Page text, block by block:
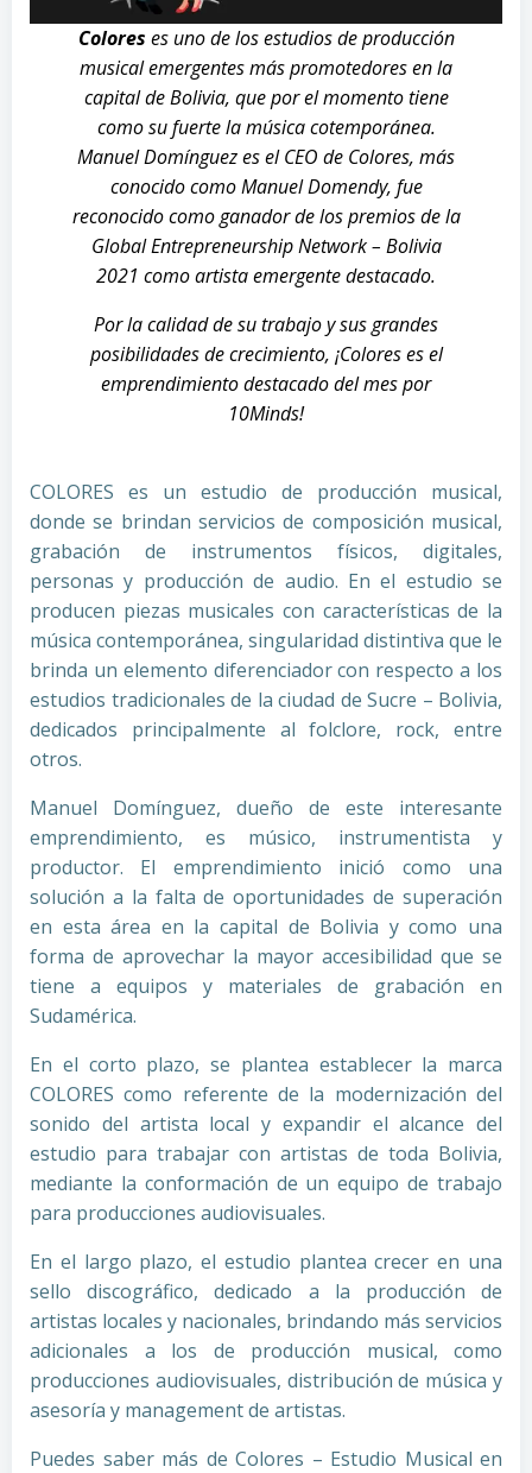
Colores es uno de los estudios de producción
musical emergentes más promotedores en la
capital de Bolivia, que por el momento tiene
como su fuerte la música cotemporánea.
Manuel Domínguez es el CEO de Colores, más
conocido como Manuel Domendy, fue
reconocido como ganador de los premios de la
Global Entrepreneurship Network – Bolivia
2021 como artista emergente destacado.
Por la calidad de su trabajo y sus grandes
posibilidades de crecimiento, ¡Colores es el
emprendimiento destacado del mes por
10Minds!
COLORES es un estudio de producción musical,
donde se brindan servicios de composición musical,
grabación de instrumentos físicos, digitales,
personas y producción de audio. En el estudio se
producen piezas musicales con características de la
música contemporánea, singularidad distintiva que le
brinda un elemento diferenciador con respecto a los
estudios tradicionales de la ciudad de Sucre – Bolivia,
dedicados principalmente al folclore, rock, entre
otros.
Manuel Domínguez, dueño de este interesante
emprendimiento, es músico, instrumentista y
productor. El emprendimiento inició como una
solución a la falta de oportunidades de superación
en esta área en la capital de Bolivia y como una
forma de aprovechar la mayor accesibilidad que se
tiene a equipos y materiales de grabación en
Sudamérica.
En el corto plazo, se plantea establecer la marca
COLORES como referente de la modernización del
sonido del artista local y expandir el alcance del
estudio para trabajar con artistas de toda Bolivia,
mediante la conformación de un equipo de trabajo
para producciones audiovisuales.
En el largo plazo, el estudio plantea crecer en una
sello discográfico, dedicado a la producción de
artistas locales y nacionales, brindando más servicios
adicionales a los de producción musical, como
producciones audiovisuales, distribución de música y
asesoría y management de artistas.
Puedes saber más de Colores – Estudio Musical en